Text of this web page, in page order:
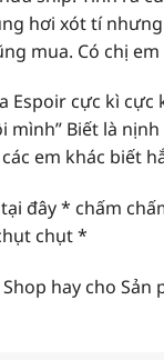
hơi xót tí
mua. Có chị
Espoir cực kì
mình” Biết là
em khác biết
đây * chấm
chụt *
hay cho